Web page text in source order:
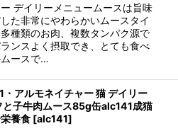
デイリーメニュームースは旨味
た非常にやわらかいムースタイ
種類のお肉、複数タンパク源で
ンスよく摂取でき、とても食べ
ースで…
アルモネイチャー 猫 デイリー
と子牛肉ムース85g缶alc141成猫
養食 [alc141]